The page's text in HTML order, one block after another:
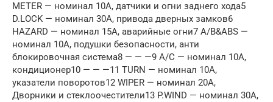
METER — номинал 10A, датчики и огни заднего хода5
D.LOCK — номинал 30A, привода дверных замков6
HAZARD — номинал 15A, аварийные огни7 A/B&ABS —
номинал 10A, подушки безопасности, анти
блокировочная система8 — — —9 A/C — номинал 10A,
кондиционер10 — — —11 TURN — номинал 10A,
указатели поворотов12 WIPER — номинал 20A,
Дворники и стеклоочестители13 P.WIND — номинал 30A,